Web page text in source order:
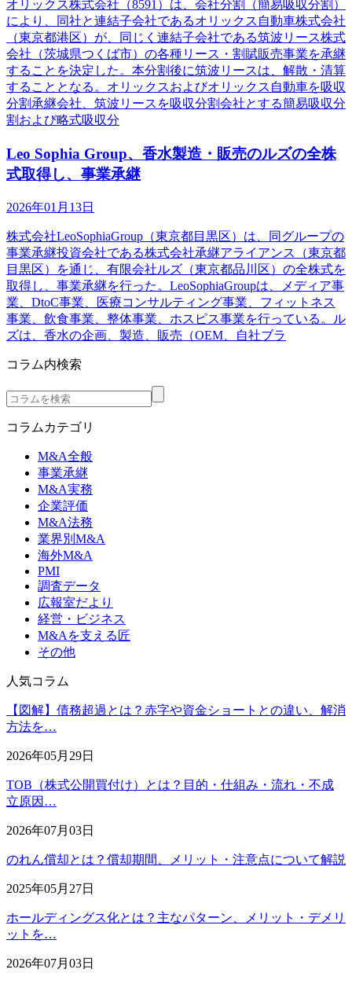
オリックス株式会社（8591）は、会社分割（簡易吸収分割）
により、同社と連結子会社であるオリックス自動車株式会社
（東京都港区）が、同じく連結子会社である筑波リース株式
会社（茨城県つくば市）の各種リース・割賦販売事業を承継
することを決定した。本分割後に筑波リースは、解散・清算
することとなる。オリックスおよびオリックス自動車を吸収
分割承継会社、筑波リースを吸収分割会社とする簡易吸収分
割および略式吸収分
Leo Sophia Group、香水製造・販売のルズの全株
式取得し、事業承継
2026年01月13日
株式会社LeoSophiaGroup（東京都目黒区）は、同グループの
事業承継投資会社である株式会社承継アライアンス（東京都
目黒区）を通じ、有限会社ルズ（東京都品川区）の全株式を
取得し、事業承継を行った。LeoSophiaGroupは、メディア事
業、DtoC事業、医療コンサルティング事業、フィットネス
事業、飲食事業、整体事業、ホスピス事業を行っている。ル
ズは、香水の企画、製造、販売（OEM、自社ブラ
コラム内検索
コラムカテゴリ
M&A全般
事業承継
M&A実務
企業評価
M&A法務
業界別M&A
海外M&A
PMI
調査データ
広報室だより
経営・ビジネス
M&Aを支える匠
その他
人気コラム
【図解】債務超過とは？赤字や資金ショートとの違い、解消
方法を…
2026年05月29日
TOB（株式公開買付け）とは？目的・仕組み・流れ・不成
立原因…
2026年07月03日
のれん償却とは？償却期間、メリット・注意点について解説
2025年05月27日
ホールディングス化とは？主なパターン、メリット・デメリ
ットを…
2026年07月03日